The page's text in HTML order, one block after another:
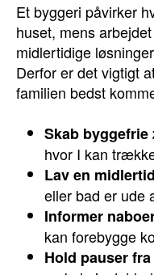
Et byggeri påvirker
huset, mens
midlertidige
Derfor er det vigtigt
familien bedst
Skab byggefrie
hvor I kan
Lav en
eller bad er ude
Informer
kan forebygge
Hold pauser